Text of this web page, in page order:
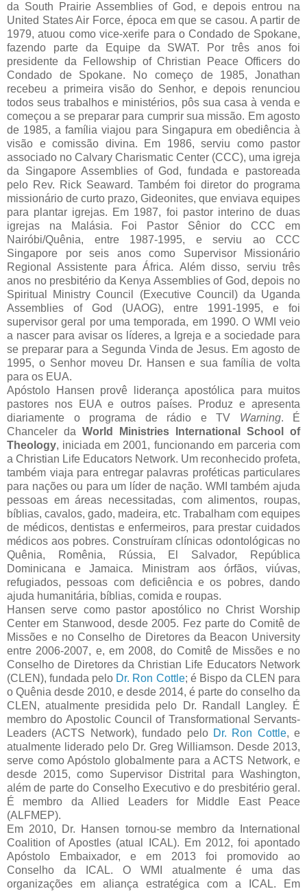
da South Prairie Assemblies of God, e depois entrou na
United States Air Force, época em que se casou. A partir de
1979, atuou como vice-xerife para o Condado de Spokane,
fazendo parte da Equipe da SWAT. Por três anos foi
presidente da Fellowship of Christian Peace Officers do
Condado de Spokane. No começo de 1985, Jonathan
recebeu a primeira visão do Senhor, e depois renunciou
todos seus trabalhos e ministérios, pôs sua casa à venda e
começou a se preparar para cumprir sua missão. Em agosto
de 1985, a família viajou para Singapura em obediência à
visão e comissão divina. Em 1986, serviu como pastor
associado no Calvary Charismatic Center (CCC), uma igreja
da Singapore Assemblies of God, fundada e pastoreada
pelo Rev. Rick Seaward. Também foi diretor do programa
missionário de curto prazo, Gideonites, que enviava equipes
para plantar igrejas. Em 1987, foi pastor interino de duas
igrejas na Malásia. Foi Pastor Sênior do CCC em
Nairóbi/Quênia, entre 1987-1995, e serviu ao CCC
Singapore por seis anos como Supervisor Missionário
Regional Assistente para África. Além disso, serviu três
anos no presbitério da Kenya Assemblies of God, depois no
Spiritual Ministry Council (Executive Council) da Uganda
Assemblies of God (UAOG), entre 1991-1995, e foi
supervisor geral por uma temporada, em 1990. O WMI veio
a nascer para avisar os líderes, a Igreja e a sociedade para
se preparar para a Segunda Vinda de Jesus. Em agosto de
1995, o Senhor moveu Dr. Hansen e sua família de volta
para os EUA.
Apóstolo Hansen provê liderança apostólica para muitos
pastores nos EUA e outros países. Produz e apresenta
diariamente o programa de rádio e TV Warning. É
Chanceler da World Ministries International School of
Theology, iniciada em 2001, funcionando em parceria com
a Christian Life Educators Network. Um reconhecido profeta,
também viaja para entregar palavras proféticas particulares
para nações ou para um líder de nação. WMI também ajuda
pessoas em áreas necessitadas, com alimentos, roupas,
bíblias, cavalos, gado, madeira, etc. Trabalham com equipes
de médicos, dentistas e enfermeiros, para prestar cuidados
médicos aos pobres. Construíram clínicas odontológicas no
Quênia, Romênia, Rússia, El Salvador, República
Dominicana e Jamaica. Ministram aos órfãos, viúvas,
refugiados, pessoas com deficiência e os pobres, dando
ajuda humanitária, bíblias, comida e roupas.
Hansen serve como pastor apostólico no Christ Worship
Center em Stanwood, desde 2005. Fez parte do Comitê de
Missões e no Conselho de Diretores da Beacon University
entre 2006-2007, e, em 2008, do Comitê de Missões e no
Conselho de Diretores da Christian Life Educators Network
(CLEN), fundada pelo Dr. Ron Cottle; é Bispo da CLEN para
o Quênia desde 2010, e desde 2014, é parte do conselho da
CLEN, atualmente presidida pelo Dr. Randall Langley. É
membro do Apostolic Council of Transformational Servants-
Leaders (ACTS Network), fundado pelo Dr. Ron Cottle, e
atualmente liderado pelo Dr. Greg Williamson. Desde 2013,
serve como Apóstolo globalmente para a ACTS Network, e
desde 2015, como Supervisor Distrital para Washington,
além de parte do Conselho Executivo e do presbitério geral.
É membro da Allied Leaders for Middle East Peace
(ALFMEP).
Em 2010, Dr. Hansen tornou-se membro da International
Coalition of Apostles (atual ICAL). Em 2012, foi apontado
Apóstolo Embaixador, e em 2013 foi promovido ao
Conselho da ICAL. O WMI atualmente é uma das
organizações em aliança estratégica com a ICAL. Em